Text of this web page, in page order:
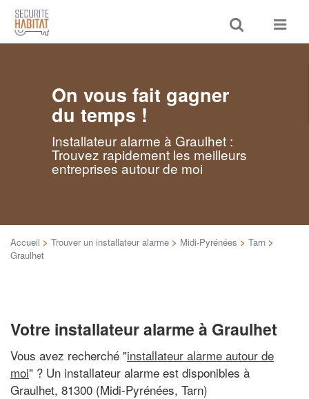
Toggle
search
Toggle
On vous fait gagner
du temps !
Installateur alarme à Graulhet :
Trouvez rapidement les meilleurs
entreprises autour de moi
Accueil > Trouver un installateur alarme > Midi-Pyrénées > Tarn >
Graulhet
Votre installateur alarme à Graulhet
Vous avez recherché "installateur alarme autour de
moi" ? Un installateur alarme est disponibles à
Graulhet, 81300 (Midi-Pyrénées, Tarn)